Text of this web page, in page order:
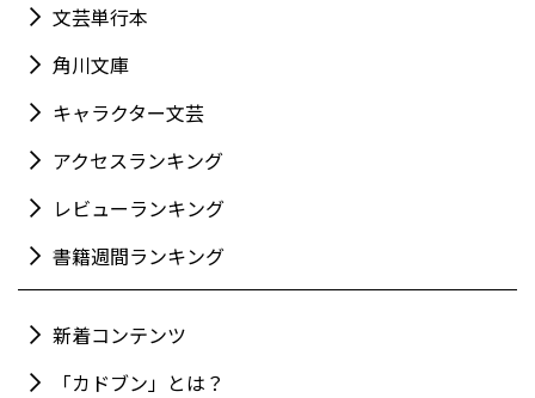
文芸単行本
角川文庫
キャラクター文芸
アクセスランキング
レビューランキング
書籍週間ランキング
新着コンテンツ
「カドブン」とは？